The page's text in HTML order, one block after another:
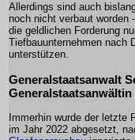
Allerdings sind auch
noch nicht verbaut worden
die geldlichen Forderung
Tiefbauunternehmen nach
unterstützen.
Generalstaatsanwalt
Immerhin wurde der letzte
im Jahr 2022 abgesetzt,